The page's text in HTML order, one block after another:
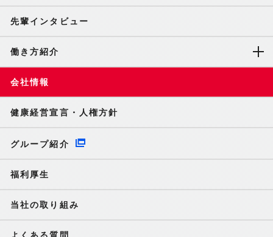
先輩インタビュー
働き方紹介
会社情報
健康経営宣言・人権方針
グループ紹介
福利厚生
当社の取り組み